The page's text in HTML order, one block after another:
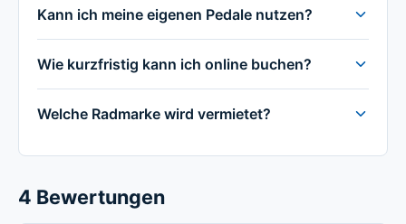
Kann ich meine eigenen Pedale nutzen?
Wie kurzfristig kann ich online buchen?
Welche Radmarke wird vermietet?
4 Bewertungen